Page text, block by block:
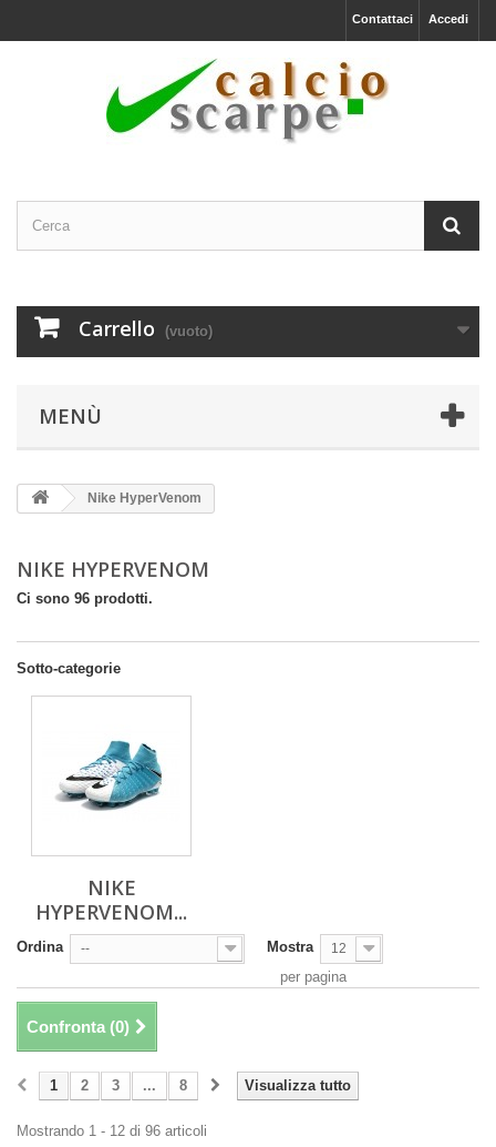
Accedi
Contattaci
Carrello (vuoto)
MENÙ
Nike HyperVenom
NIKE HYPERVENOM
Ci sono 96 prodotti.
Sotto-categorie
NIKE
HYPERVENOM...
Ordina -- Mostra 12
per pagina
Confronta (0)
Visualizza tutto
1 2 3 ... 8
Mostrando 1 - 12 di 96 articoli